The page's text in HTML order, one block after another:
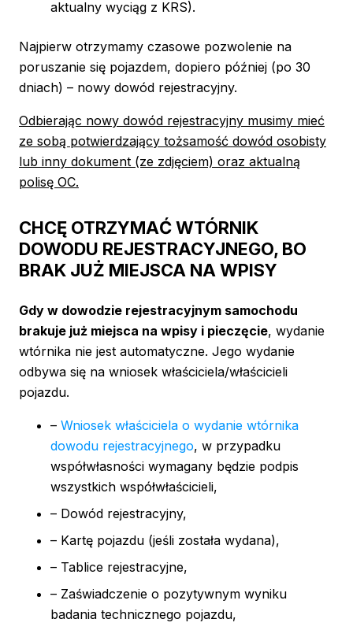
aktualny wyciąg z KRS).
Najpierw otrzymamy czasowe pozwolenie na
poruszanie się pojazdem, dopiero później (po 30
dniach) – nowy dowód rejestracyjny.
Odbierając nowy dowód rejestracyjny musimy mieć
ze sobą potwierdzający tożsamość dowód osobisty
lub inny dokument (ze zdjęciem) oraz aktualną
polisę OC.
CHCĘ OTRZYMAĆ WTÓRNIK
DOWODU REJESTRACYJNEGO, BO
BRAK JUŻ MIEJSCA NA WPISY
Gdy w dowodzie rejestracyjnym samochodu
brakuje już miejsca na wpisy i pieczęcie, wydanie
wtórnika nie jest automatyczne. Jego wydanie
odbywa się na wniosek właściciela/właścicieli
pojazdu.
– Wniosek właściciela o wydanie wtórnika
dowodu rejestracyjnego, w przypadku
współwłasności wymagany będzie podpis
wszystkich współwłaścicieli,
– Dowód rejestracyjny,
– Kartę pojazdu (jeśli została wydana),
– Tablice rejestracyjne,
– Zaświadczenie o pozytywnym wyniku
badania technicznego pojazdu,